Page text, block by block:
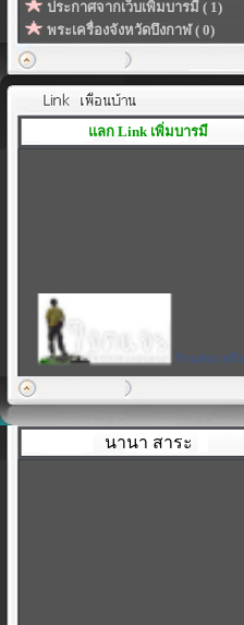
ประกาศจากเว็บเพิ่มบารมี ( 1)
พระเครื่องจังหวัดบึงกาฬ ( 0)
แลก Link เพิ่มบารมี
เพิ่มบารมี
|สร้างลิงค์ของโปรไฟล์ในแบบที่
เป็นตัวคุณเอง
นานา สาระ